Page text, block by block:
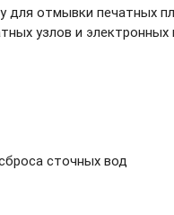
для отмывки печатных
узлов и электронных
сточных вод